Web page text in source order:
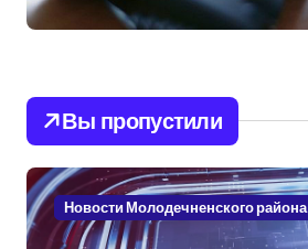
Вы пропустили
Новости Молодечненского района